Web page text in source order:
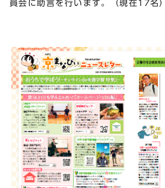
員会に助言を行います。（現在17名）